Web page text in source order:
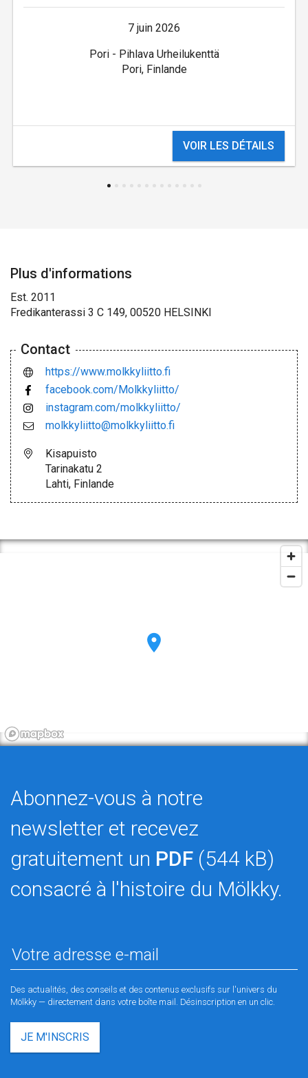
7 juin 2026
Pori - Pihlava Urheilukenttä
Pori, Finlande
VOIR LES DÉTAILS
Plus d'informations
Est. 2011
Fredikanterassi 3 C 149, 00520 HELSINKI
Contact
https://www.molkkyliitto.fi
facebook.com/Molkkyliitto/
instagram.com/molkkyliitto/
molkkyliitto@molkkyliitto.fi
Kisapuisto
Tarinakatu 2
Lahti, Finlande
Abonnez-vous à notre
newsletter et recevez
gratuitement un PDF (544 kB)
consacré à l'histoire du Mölkky.
Des actualités, des conseils et des contenus exclusifs sur l'univers du
Mölkky — directement dans votre boîte mail. Désinscription en un clic.
JE M'INSCRIS